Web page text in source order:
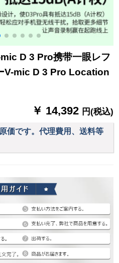
D 3 Pro携带一眼レフ
V-mic D 3 Pro Location
￥ 14,392 円(税込)
価です。代理費用、送料等